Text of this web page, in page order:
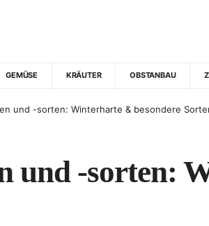
GEMÜSE KRÄUTER OBSTANBAU
und -sorten: Winterharte & besondere
und -sorten: